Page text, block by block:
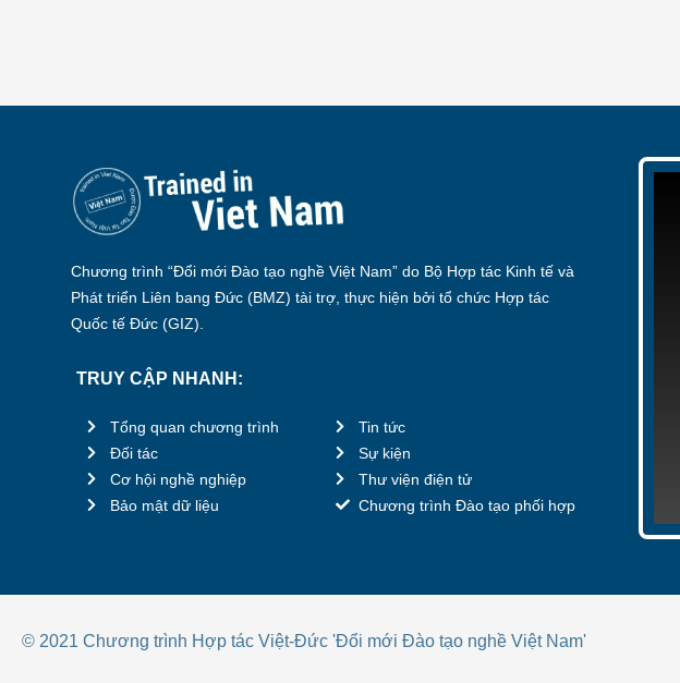
Chương trình “Đổi mới Đào tạo nghề Việt Nam” do Bộ Hợp tác Kinh tế và
Phát triển Liên bang Đức (BMZ) tài trợ, thực hiện bởi tổ chức Hợp tác
Quốc tế Đức (GIZ).
TRUY CẬP NHANH:
Tổng quan chương trình
Đối tác
Cơ hội nghề nghiệp
Bảo mật dữ liệu
Tin tức
Sự kiện
Thư viện điện tử
Chương trình Đào tạo phối hợp
© 2021 Chương trình Hợp tác Việt-Đức 'Đổi mới Đào tạo nghề Việt Nam'